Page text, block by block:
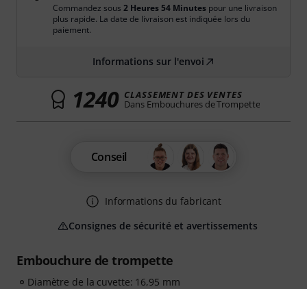
Embouchure de trompette
Diamètre de la cuvette: 16,95 mm
Commandez sous 2 Heures 54 Minutes pour une livraison
plus rapide. La date de livraison est indiquée lors du
paiement.
Informations sur l'envoi
1240 CLASSEMENT DES VENTES
Dans Embouchures de Trompette
Conseil
Informations du fabricant
Consignes de sécurité et avertissements